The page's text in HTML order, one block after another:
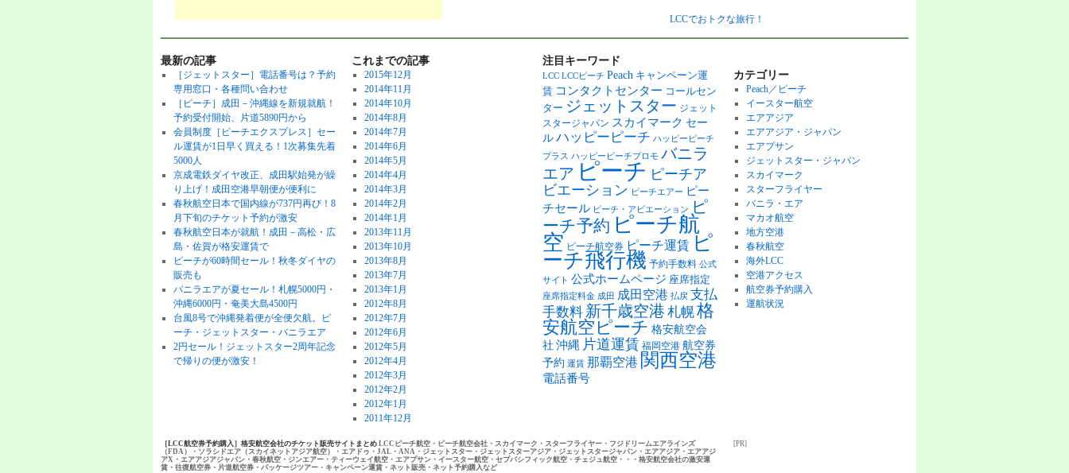
LCCでおトクな旅行！
最新の記事
［ジェットスター］電話番号は？予約
専用窓口・各種問い合わせ
［ピーチ］成田－沖縄線を新規就航！
予約受付開始、片道5890円から
会員制度［ピーチエクスプレス］セー
ル運賃が1日早く買える！1次募集先着
5000人
京成電鉄ダイヤ改正、成田駅始発が繰
り上げ！成田空港早朝便が便利に
春秋航空日本で国内線が737円再び！8
月下旬のチケット予約が激安
春秋航空日本が就航！成田－高松・広
島・佐賀が格安運賃で
ピーチが60時間セール！秋冬ダイヤの
販売も
バニラエアが夏セール！札幌5000円・
沖縄6000円・奄美大島4500円
台風8号で沖縄発着便が全便欠航。ピ
ーチ・ジェットスター・バニラエア
2円セール！ジェットスター2周年記念
で帰りの便が激安！
これまでの記事
2015年12月
2014年11月
2014年10月
2014年8月
2014年7月
2014年6月
2014年5月
2014年4月
2014年3月
2014年2月
2014年1月
2013年11月
2013年10月
2013年8月
2013年7月
2013年1月
2012年8月
2012年7月
2012年6月
2012年5月
2012年4月
2012年3月
2012年2月
2012年1月
2011年12月
注目キーワード
LCC LCCピーチ Peach キャンペーン運
賃 コンタクトセンター コールセン
ター ジェットスター ジェット
スタージャパン スカイマーク セー
ルハッピーピーチ ハッピーピーチ
プラス ハッピーピーチプロモ バニラ
エア ピーチ ピーチア
ビエーション ピーチエアー ピー
チセール ピーチ・アビエーション
ピ
ーチ予約 ピーチ航
空 ピーチ航空券 ピーチ運賃 ピ
ーチ飛行機 予約手数料 公式
サイト 公式ホームページ 座席指定
座席指定料金 成田 成田空港 払戻 支払
手数料 新千歳空港 札幌格
安航空ピーチ 格安航空会
社 沖縄 片道運賃 福岡空港 航空券
予約 運賃 那覇空港 関西空港
電話番号
カテゴリー
Peach／ピーチ
イースター航空
エアアジア
エアアジア・ジャパン
エアプサン
ジェットスター・ジャパン
スカイマーク
スターフライヤー
バニラ・エア
マカオ航空
地方空港
春秋航空
海外LCC
空港アクセス
航空券予約購入
運航状況
［LCC航空券予約購入］格安航空会社のチケット販売サイトまとめ LCCピーチ航空・ピーチ航空会社・スカイマーク・スターフライヤー・フジドリームエアラインズ
（FDA）・ソラシドエア（スカイネットアジア航空）・エアドゥ・JAL・ANA・ジェットスター・ジェットスターアジア・ジェットスタージャパン・エアアジア・エアアジ
アX・エアアジアジャパン・春秋航空・ジンエアー・ティーウェイ航空・エアプサン・イースター航空・セブパシフィック航空・チェジュ航空・・・格安航空会社の激安運
賃・往復航空券・片道航空券・パッケージツアー・キャンペーン運賃・ネット販売・ネット予約購入など
[PR]